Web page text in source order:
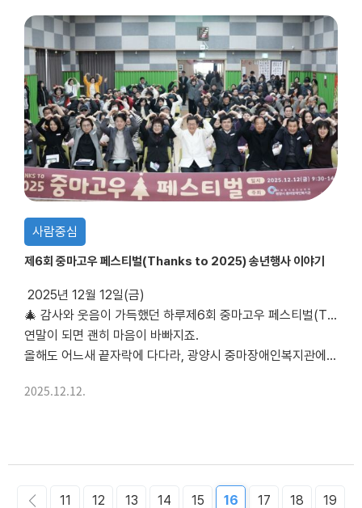
사람중심
제6회 중마고우 페스티벌(Thanks to 2025) 송년행사 이야기
2025년 12월 12일(금)
🎄 감사와 웃음이 가득했던 하루제6회 중마고우 페스티벌(Thanks to 2025) 송년행사 이야기
연말이 되면 괜히 마음이 바빠지죠.
올해도 어느새 끝자락에 다다라, 광양시 중마장애인복지관에서는
2025.12.12.
11 12 13 14 15 16 17 18
19